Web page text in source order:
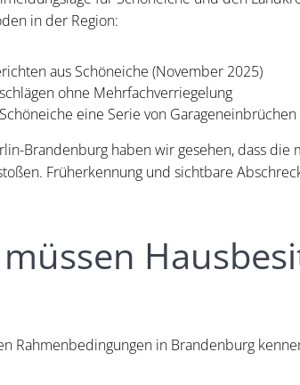
in der Region:
aus Schöneiche (November 2025)
ohne Mehrfachverriegelung
eine Serie von Garageneinbrüchen
Brandenburg haben wir gesehen, dass
Früherkennung und sichtbare
Rahmenbedingungen in Brandenburg